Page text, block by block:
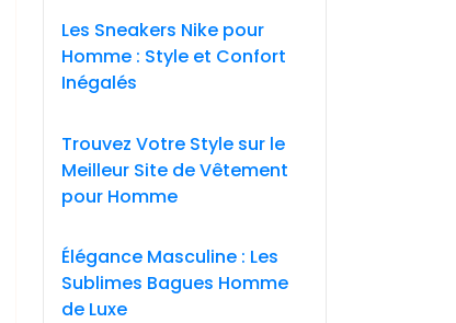
Les Sneakers Nike pour
Homme : Style et Confort
Inégalés
Trouvez Votre Style sur le
Meilleur Site de Vêtement
pour Homme
Élégance Masculine : Les
Sublimes Bagues Homme
de Luxe